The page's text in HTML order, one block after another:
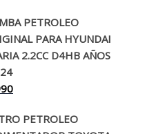
original
era:
$650.000.
actual
es:
$519.990.
PETROLEO
PARA HYUNDAI
2.2CC D4HB AÑOS
El
actual
PETROLEO